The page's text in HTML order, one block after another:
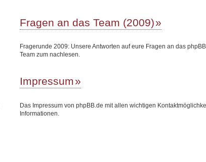
Fragen an das Team (2009)
Fragerunde 2009: Unsere Antworten auf eure Fragen an das
Team zum nachlesen.
Impressum
Das Impressum von phpBB.de mit allen wichtigen
Informationen.